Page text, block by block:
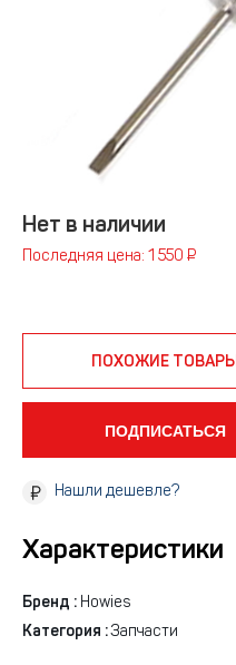
Нет в наличии
Последняя цена: 1 550 ₽
ПОХОЖИЕ ТОВАРЫ
ПОДПИСАТЬСЯ
Нашли дешевле?
Характеристики
Бренд : Howies
Категория :Запчасти